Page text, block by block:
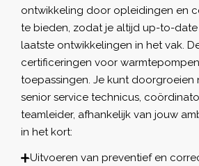
ontwikkeling door opleidingen en
te bieden, zodat je altijd up-to-
laatste ontwikkelingen in het vak.
certificeringen voor
toepassingen. Je kunt doorgroeien
senior service technicus,
teamleider, afhankelijk van jouw
in het kort:
Uitvoeren van preventief en